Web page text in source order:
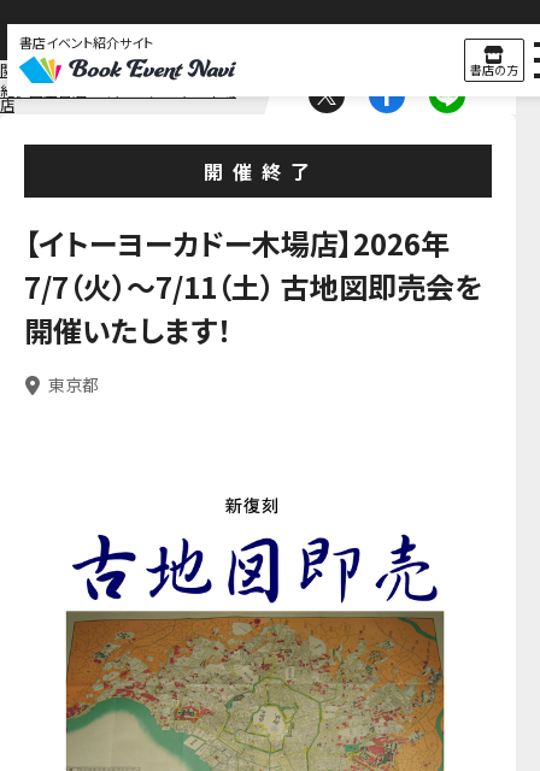
書店イベント紹介サイト
書店の方
関東
東京
紀伊國屋書店 イトーヨーカドー木場
店
開催終了
【イトーヨーカドー木場店】2026年
7/7（火）～7/11（土） 古地図即売会を
開催いたします！
東京都